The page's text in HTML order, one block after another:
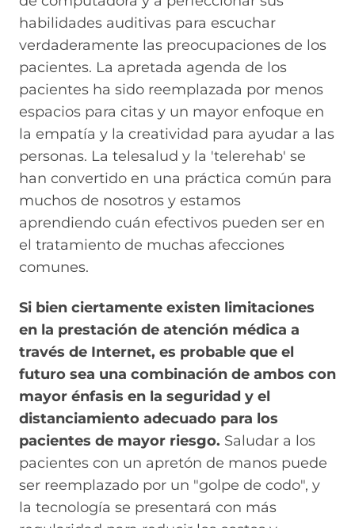
habilidades auditivas para escuchar
verdaderamente las preocupaciones de los
pacientes. La apretada agenda de los
pacientes ha sido reemplazada por menos
espacios para citas y un mayor enfoque en
la empatía y la creatividad para ayudar a las
personas. La telesalud y la 'telerehab' se
han convertido en una práctica común para
muchos de nosotros y estamos
aprendiendo cuán efectivos pueden ser en
el tratamiento de muchas afecciones
comunes.
Si bien ciertamente existen limitaciones
en la prestación de atención médica a
través de Internet, es probable que el
futuro sea una combinación de ambos con
mayor énfasis en la seguridad y el
distanciamiento adecuado para los
pacientes de mayor riesgo. Saludar a los
pacientes con un apretón de manos puede
ser reemplazado por un "golpe de codo", y
la tecnología se presentará con más